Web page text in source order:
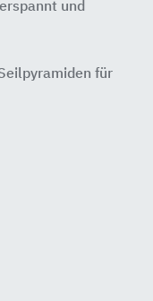
und
für